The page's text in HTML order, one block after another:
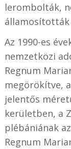
lerombolták,
államosították
Az 1990-es
nemzetközi
Regnum
megörökítve,
jelentős
kerületben, a
plébániának
Regnum